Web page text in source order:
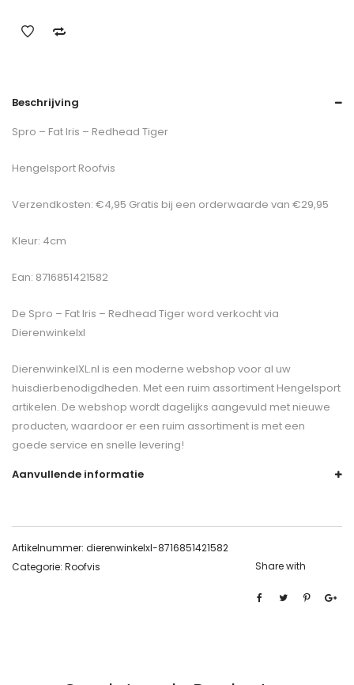
Beschrijving
Spro – Fat Iris – Redhead Tiger
Hengelsport Roofvis
Verzendkosten: €4,95 Gratis bij een orderwaarde van €29,95
Kleur: 4cm
Ean: 8716851421582
De Spro – Fat Iris – Redhead Tigerword verkocht via
Dierenwinkelxl
DierenwinkelXL.nl is een moderne webshop voor al uw
huisdierbenodigdheden. Met een ruim assortiment Hengelsport
artikelen. De webshop wordt dagelijks aangevuld met nieuwe
producten, waardoor er een ruim assortiment is met een
goede service en snelle levering!
Aanvullende informatie
Artikelnummer: dierenwinkelxl-8716851421582
Categorie: Roofvis Share with